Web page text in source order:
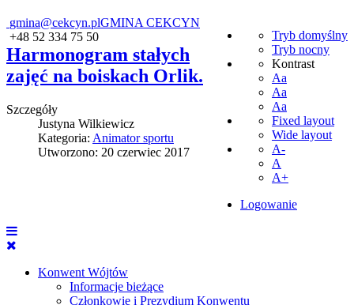
gmina@cekcyn.pl
+48 52 334 75 50
Tryb domyślny
Tryb nocny
Kontrast
Aa
Aa
Aa
Fixed layout
Wide layout
A-
A
A+
Logowanie
GMINA CEKCYN
Konwent Wójtów
Informacje bieżące
Członkowie i Prezydium Konwentu
Harmonogram stałych
zajęć na boiskach Orlik.
Szczegóły
Justyna Wilkiewicz
Kategoria: Animator sportu
Utworzono: 20 czerwiec 2017